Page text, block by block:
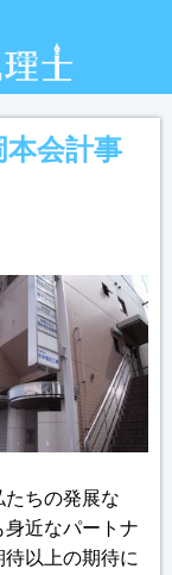
会計事
ちの発展な
近なパートナ
以上の期待に